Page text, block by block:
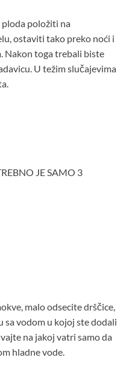
položiti na
ostaviti tako preko noći i
Nakon toga trebali biste
U težim slučajevima
JE SAMO 3
malo odsecite drščice,
sa vodom u kojoj ste dodali
na jakoj vatri samo da
hladne vode.